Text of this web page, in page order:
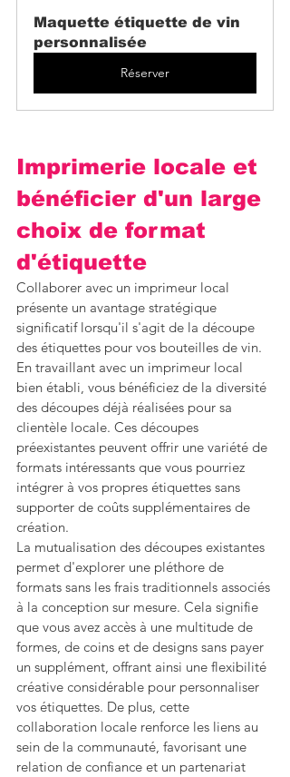
Maquette étiquette de vin
personnalisée
Réserver
Imprimerie locale et
bénéficier d'un large
choix de format
d'étiquette
Collaborer avec un imprimeur local
présente un avantage stratégique
significatif lorsqu'il s'agit de la découpe
des étiquettes pour vos bouteilles de vin.
En travaillant avec un imprimeur local
bien établi, vous bénéficiez de la diversité
des découpes déjà réalisées pour sa
clientèle locale. Ces découpes
préexistantes peuvent offrir une variété de
formats intéressants que vous pourriez
intégrer à vos propres étiquettes sans
supporter de coûts supplémentaires de
création.
La mutualisation des découpes existantes
permet d'explorer une pléthore de
formats sans les frais traditionnels associés
à la conception sur mesure. Cela signifie
que vous avez accès à une multitude de
formes, de coins et de designs sans payer
un supplément, offrant ainsi une flexibilité
créative considérable pour personnaliser
vos étiquettes. De plus, cette
collaboration locale renforce les liens au
sein de la communauté, favorisant une
relation de confiance et un partenariat